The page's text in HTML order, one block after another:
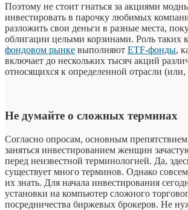
Поэтому не стоит гнаться за акциями
инвестировать в парочку любимых
разложить свои деньги в разные места,
облигации целыми корзинами. Роль таких
фондовом рынке выполняют ETF-фонды,
включает до нескольких тысяч акций
относящихся к определенной отрасли
Не думайте о сложных терминах
Согласно опросам, основным
заняться инвестированием женщин
перед неизвестной терминологией. Да,
существует много терминов. Однако совсем
их знать. Для начала инвестирования
установки на компьютер сложного
посредничества биржевых брокеров. Не